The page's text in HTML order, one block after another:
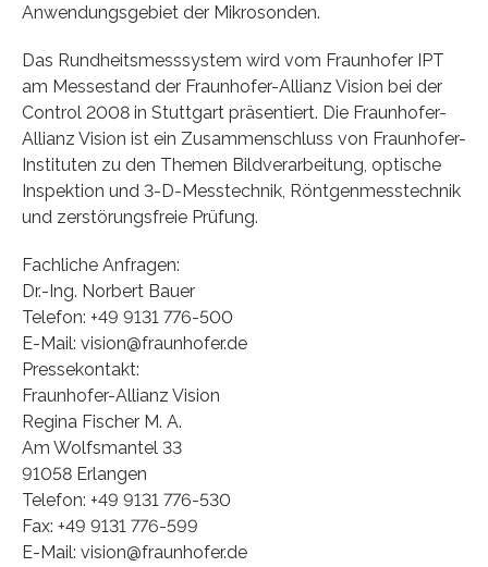
Anwendungsgebiet der Mikrosonden.
Das Rundheitsmesssystem wird vom Fraunhofer IPT
am Messestand der Fraunhofer-Allianz Vision bei der
Control 2008 in Stuttgart präsentiert. Die Fraunhofer-
Allianz Vision ist ein Zusammenschluss von Fraunhofer-
Instituten zu den Themen Bildverarbeitung, optische
Inspektion und 3-D-Messtechnik, Röntgenmesstechnik
und zerstörungsfreie Prüfung.
Fachliche Anfragen:
Dr.-Ing. Norbert Bauer
Telefon: +49 9131 776-500
E-Mail: vision@fraunhofer.de
Pressekontakt:
Fraunhofer-Allianz Vision
Regina Fischer M. A.
Am Wolfsmantel 33
91058 Erlangen
Telefon: +49 9131 776-530
Fax: +49 9131 776-599
E-Mail: vision@fraunhofer.de